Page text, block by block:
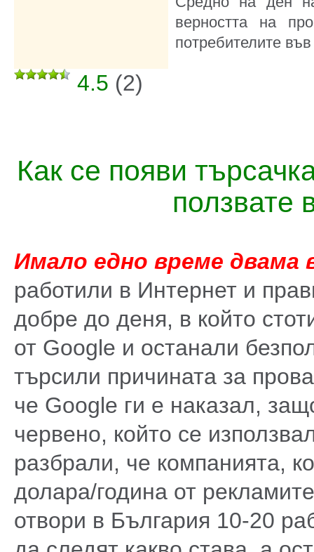
верността на
потребителите
4.5 (2)
Как се появи
ползвате
Имало едно време двама
работили в Интернет и
добре до деня, в който
от Google и останали
търсили причината за
че Google ги е наказал,
червено, който се
разбрали, че компанията,
долара/година от
отвори в България 10-20